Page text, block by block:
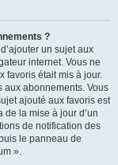
?
un sujet aux
internet. Vous ne
favoris était mis à jour.
aux abonnements. Vous
ajouté aux favoris est
de la mise à jour d’un
de notification des
le panneau de
».